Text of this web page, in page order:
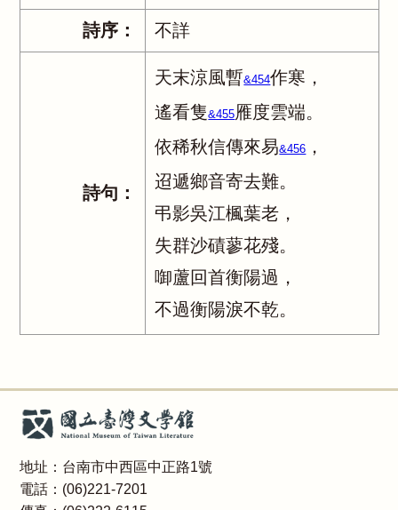
詩序： 不詳
詩句：
天末涼風暫&454作寒，
遙看隻&455雁度雲端。
依稀秋信傳來易&456 ，
迢遞鄉音寄去難。
弔影吳江楓葉老，
失群沙磧蓼花殘。
啣蘆回首衡陽過，
不過衡陽淚不乾。
地址：台南市中西區中正路1號
電話：(06)221-7201